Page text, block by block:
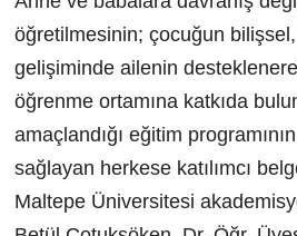
öğretilmesinin; çocuğun
gelişiminde ailenin
öğrenme ortamına katkıda
amaçlandığı eğitim
sağlayan herkese katılımcı
Maltepe Üniversitesi